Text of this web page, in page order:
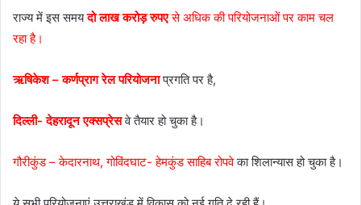
राज्य में इस समयदो लाख करोड़ रुपएसे अधिक की परियोजनाओं पर काम चल
रहा है।
ऋषिकेश – कर्णप्राग रेल परियोजना प्रगति पर है,
दिल्ली- देहरादून एक्सप्रेस वे तैयार हो चुका है।
गौरीकुंड – केदारनाथ, गोविंदघाट- हेमकुंड साहिब रोपवेका शिलान्यास हो चुका है।